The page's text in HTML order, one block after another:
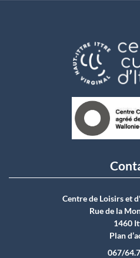
Centre de Loisirs et
Rue de la
1460
Plan
067/